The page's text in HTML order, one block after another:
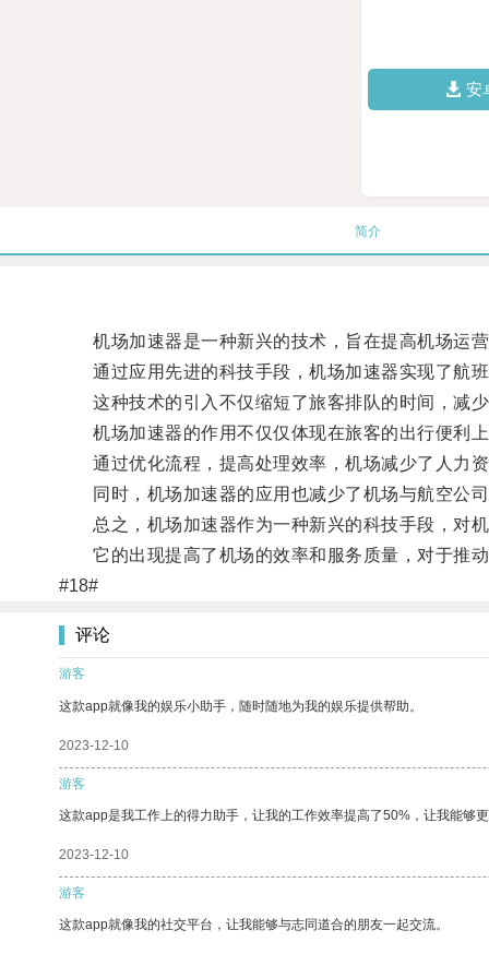
安
简介
机场加速器是一种新兴的技术，旨在提高机场运营
通过应用先进的科技手段，机场加速器实现了航班
这种技术的引入不仅缩短了旅客排队的时间，减少
机场加速器的作用不仅仅体现在旅客的出行便利上
通过优化流程，提高处理效率，机场减少了人力资
同时，机场加速器的应用也减少了机场与航空公司
总之，机场加速器作为一种新兴的科技手段，对机
它的出现提高了机场的效率和服务质量，对于推动
#18#
评论
游客
这款app就像我的娱乐小助手，随时随地为我的娱乐提供帮助。
2023-12-10
游客
这款app是我工作上的得力助手，让我的工作效率提高了50%，让我能够更
2023-12-10
游客
这款app就像我的社交平台，让我能够与志同道合的朋友一起交流。